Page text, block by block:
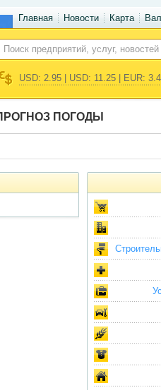
Главная Новости Карта
USD: 2.95 | USD: 11.25 | EUR:
ПОГОДЫ